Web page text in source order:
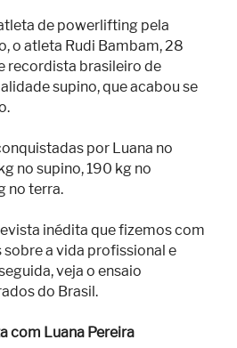
de powerlifting pela
o atleta Rudi Bambam, 28
recordista brasileiro de
supino, que acabou se
por Luana no
no supino, 190 kg no
no terra.
inédita que fizemos com
sobre a vida profissional e
veja o ensaio
do Brasil.
com Luana Pereira